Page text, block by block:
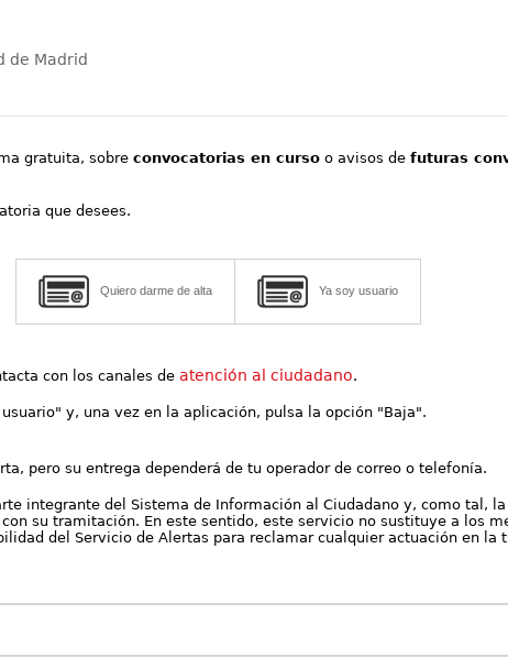
de Madrid
gratuita, sobreconvocatorias en curso o avisos defuturas
que desees.
Quiero darme de alta Ya soy usuario
con los canales deatención al ciudadano.
y, una vez en la aplicación, pulsa la opción "Baja".
pero su entrega dependerá de tu operador de correo o telefonía.
integrante del Sistema de Información al Ciudadano y, como tal,
su tramitación. En este sentido, este servicio no sustituye a los
del Servicio de Alertas para reclamar cualquier actuación en la